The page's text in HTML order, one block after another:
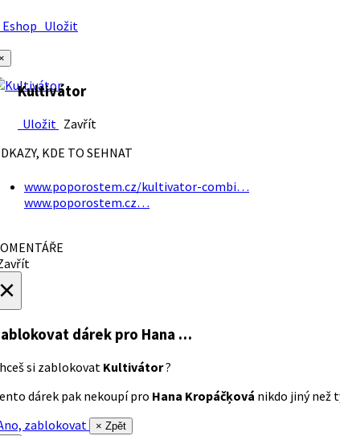
Uložit
Kultivátor
Uložit Zavřít
KDE TO SEHNAT
www.poporostem.cz/kultivator-combi…
www.poporostem.cz…
dárek pro Hana …
si zablokovat Kultivátor?
dárek pak nekoupí pro Hana Kropáčķová nikdo jiný než
zablokovat
× Zpět